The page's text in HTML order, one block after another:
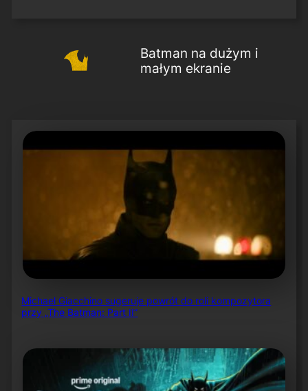
Batman na dużym i
małym ekranie
Michael Giacchino sugeruje powrót do roli kompozytora
przy „The Batman: Part II”